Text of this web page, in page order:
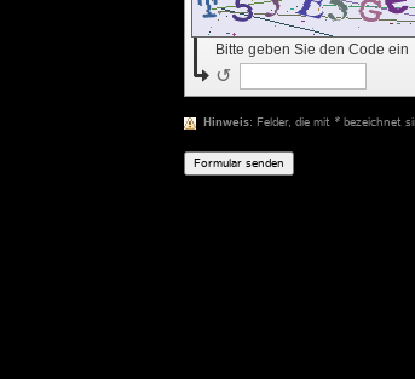
Bitte geben Sie den Code ein
↺
Hinweis : Felder, die mit * bezeichnet